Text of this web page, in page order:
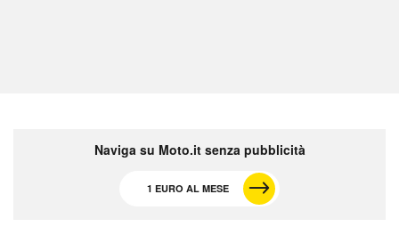
Naviga su Moto.it senza pubblicità
1 EURO AL MESE